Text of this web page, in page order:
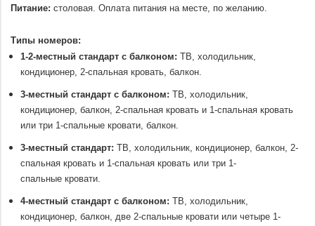
Питание: столовая. Оплата питания на месте, по желанию.
Типы номеров:
1-2-местный стандарт с балконом: ТВ, холодильник,
кондиционер, 2-спальная кровать, балкон.
3-местный стандарт с балконом:
ТВ, холодильник,
кондиционер, балкон, 2-спальная кровать и 1-спальная кровать
или три 1-спальные кровати, балкон.
3-местный стандарт: ТВ, холодильник, кондиционер, балкон, 2-
спальная кровать и 1-спальная кровать или три 1-
спальные кровати.
4-местный стандарт с балконом:
ТВ, холодильник,
кондиционер, балкон, две 2-спальные кровати или четыре 1-